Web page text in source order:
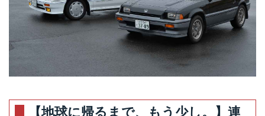
【地球に帰るまで、もう少し。】連